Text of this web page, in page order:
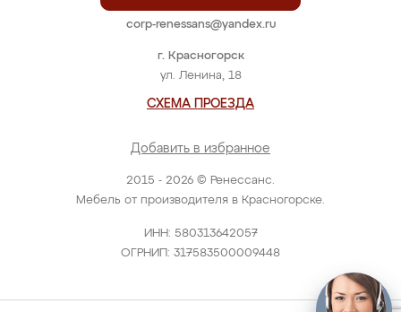
2015 - 2026 © Ренессанс.
Мебель от производителя в Красногорске.
ИНН: 580313642057
ОГРНИП: 317583500009448
г. Красногорск
ул. Ленина, 18
СХЕМА ПРОЕЗДА
Добавить в избранное
corp-renessans@yandex.ru